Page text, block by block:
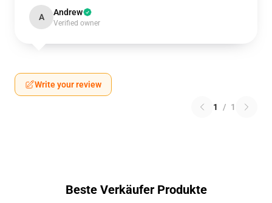
A Andrew
Verified owner
Write your review
1 / 1
Beste Verkäufer Produkte